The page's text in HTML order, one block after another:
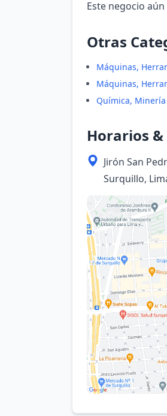
Este negocio
Otras
Máquinas,
Máquinas,
Química,
Horarios
Jirón San
Surquillo,